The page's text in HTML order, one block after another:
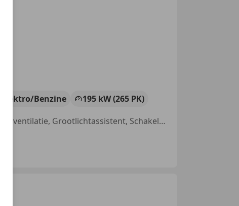
Elektro/Benzine
195 kW (265 PK)
Panorama dak, Alarm, Elektrische stoelverstelling, 360° camera, Stoelventilatie, Grootlichtassistent, Schakelflippers, Stoelverwarming